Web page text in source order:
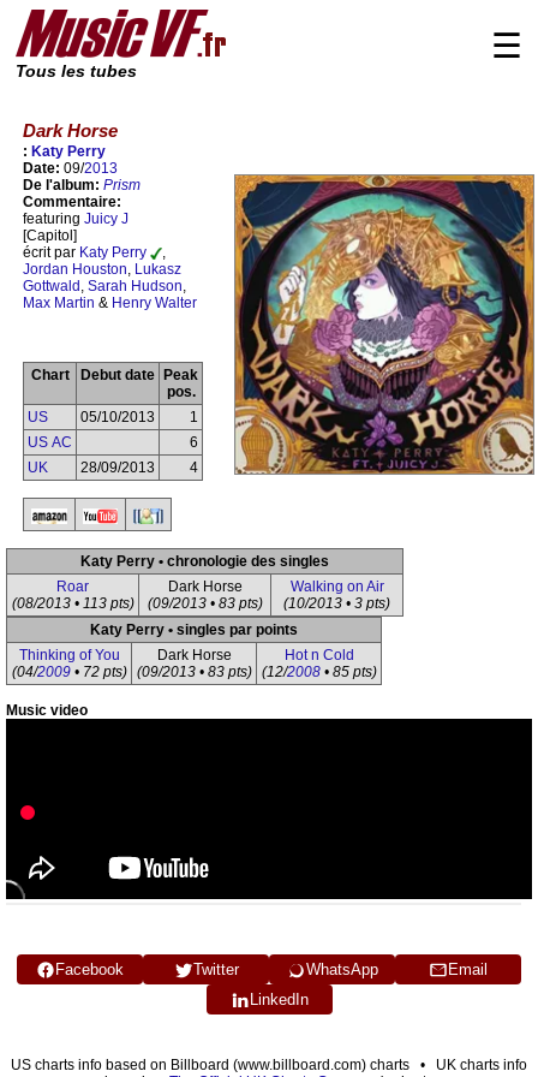
Tous les tubes
☰
Dark Horse
: Katy Perry
Date: 09/2013
De l'album: Prism
Commentaire:
featuring Juicy J
[Capitol]
écrit par Katy Perry
,
Jordan Houston, Lukasz
Gottwald , Sarah Hudson,
Max Martin & Henry Walter
Chart Debut date
Peak
pos.
US
05/10/2013
1
US AC
6
UK
28/09/2013 4
Katy Perry • chronologie des singles
Roar
(08/2013 • 113 pts)
Dark Horse
(09/2013 • 83 pts)
Walking on Air
(10/2013 • 3 pts)
Katy Perry • singles par points
Thinking of You
(04/2009• 72 pts)
Dark Horse
(09/2013 • 83 pts)
Hot n Cold
(12/2008• 85 pts)
Music video
Facebook Twitter WhatsApp
Email
LinkedIn
US charts info based on Billboard (www.billboard.com) charts • UK charts info